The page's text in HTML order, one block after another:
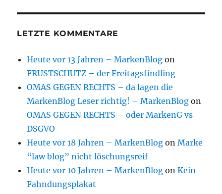
LETZTE KOMMENTARE
Heute vor 13 Jahren – MarkenBlog on
FRUSTSCHUTZ – der Freitagsfindling
OMAS GEGEN RECHTS – da lagen die
MarkenBlog Leser richtig! – MarkenBlog on
OMAS GEGEN RECHTS – oder MarkenG vs
DSGVO
Heute vor 18 Jahren – MarkenBlog onMarke
“law blog” nicht löschungsreif
Heute vor 10 Jahren – MarkenBlog onKein
Fahndungsplakat